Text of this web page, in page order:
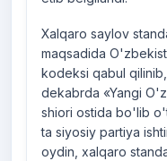
Xalqaro saylov
maqsadida
kodeksi qabul
dekabrda «Yangi
shiori ostida bo'lib
ta siyosiy partiya
oydin, xalqaro